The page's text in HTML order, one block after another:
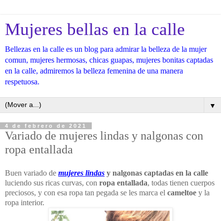
Mujeres bellas en la calle
Bellezas en la calle es un blog para admirar la belleza de la mujer
comun, mujeres hermosas, chicas guapas, mujeres bonitas captadas
en la calle, admiremos la belleza femenina de una manera
respetuosa.
▼
4 de febrero de 2021
Variado de mujeres lindas y nalgonas con
ropa entallada
Buen variado de mujeres lindas y nalgonas captadas en la calle
luciendo sus ricas curvas, con ropa entallada, todas tienen cuerpos
preciosos, y con esa ropa tan pegada se les marca el cameltoe y la
ropa interior.